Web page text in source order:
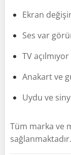
Ekran
Ses var
TV
Anakart ve
Uydu ve
Tüm marka ve
sağlanmaktadır.